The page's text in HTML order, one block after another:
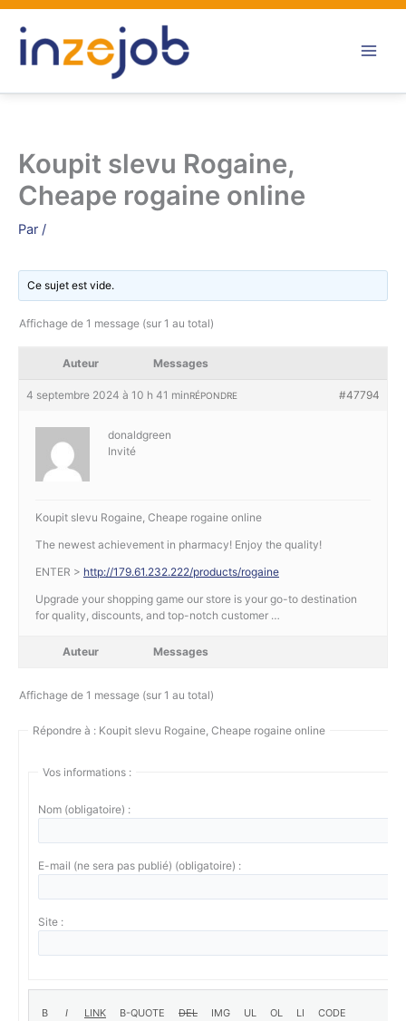
Aller
contenu
Koupit slevu Rogaine,
Cheape rogaine online
Par /
Ce sujet est vide.
Affichage de 1 message (sur 1 au total)
Auteur Messages
4 septembre 2024 à 10 h 41 min #47794
RÉPONDRE
donaldgreen
Invité
Koupit slevu Rogaine, Cheape rogaine online
The newest achievement in pharmacy! Enjoy the quality!
ENTER > http://179.61.232.222/products/rogaine
Upgrade your shopping game our store is your go-to destination
for quality, discounts, and top-notch customer …
Auteur Messages
Affichage de 1 message (sur 1 au total)
Répondre à : Koupit slevu Rogaine, Cheape rogaine online
Vos informations :
Nom (obligatoire) :
E-mail (ne sera pas publié) (obligatoire) :
Site :